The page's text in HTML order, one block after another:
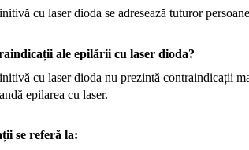
cu laser dioda se adresează tuturor
ale epilării cu laser dioda?
cu laser dioda nu prezintă contraindicații
epilarea cu laser.
se referă la: